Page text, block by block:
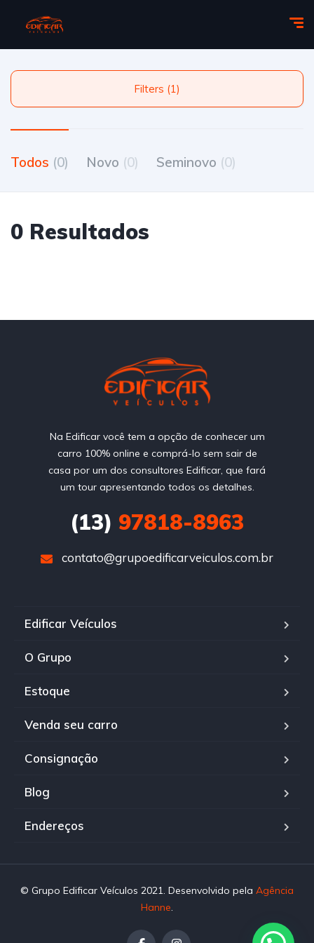
Filters (1)
Todos (0) Novo (0) Seminovo (0)
0 Resultados
Na Edificar você tem a opção de conhecer um
carro 100% online e comprá-lo sem sair de
casa por um dos consultores Edificar, que fará
um tour apresentando todos os detalhes.
(13) 97818-8963
contato@grupoedificarveiculos.com.br
Edificar Veículos
O Grupo
Estoque
Venda seu carro
Consignação
Blog
Endereços
© Grupo Edificar Veículos 2021. Desenvolvido pela Agência
Hanne.